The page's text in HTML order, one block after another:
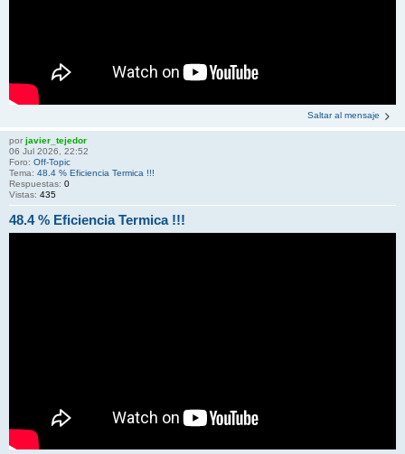
Saltar al mensaje
por javier_tejedor
06 Jul 2026, 22:52
Foro: Off-Topic
Tema: 48.4 % Eficiencia Termica !!!
Respuestas: 0
Vistas: 435
48.4 % Eficiencia Termica !!!